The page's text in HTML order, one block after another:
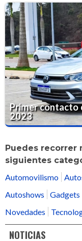
Primer contacto
2023
Puedes recorrer
siguientes
Automovilismo
Autoshows
Gadgets
Novedades
NOTICIAS